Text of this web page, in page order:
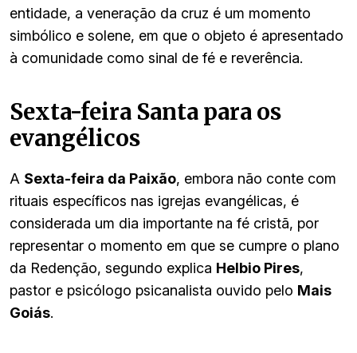
entidade, a veneração da cruz é um momento
simbólico e solene, em que o objeto é apresentado
à comunidade como sinal de fé e reverência.
Sexta-feira Santa para os
evangélicos
A Sexta-feira da Paixão, embora não conte com
rituais específicos nas igrejas evangélicas, é
considerada um dia importante na fé cristã, por
representar o momento em que se cumpre o plano
da Redenção, segundo explica Helbio Pires,
pastor e psicólogo psicanalista ouvido pelo Mais
Goiás.